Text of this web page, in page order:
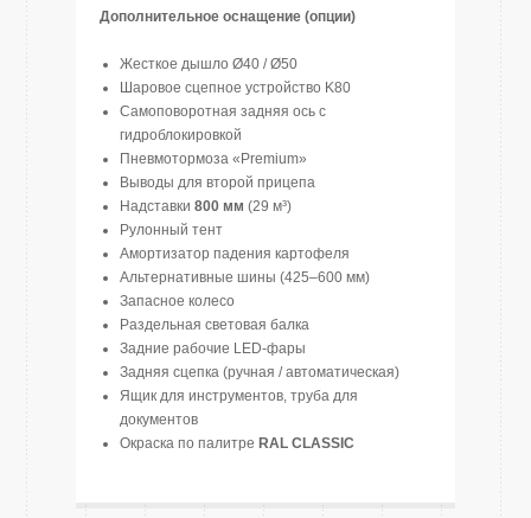
Дополнительное оснащение (опции)
Жесткое дышло Ø40 / Ø50
Шаровое сцепное устройство K80
Самоповоротная задняя ось с
гидроблокировкой
Пневмотормоза «Premium»
Выводы для второй прицепа
Надставки 800 мм (29 м³)
Рулонный тент
Амортизатор падения картофеля
Альтернативные шины (425–600 мм)
Запасное колесо
Раздельная световая балка
Задние рабочие LED-фары
Задняя сцепка (ручная / автоматическая)
Ящик для инструментов, труба для
документов
Окраска по палитре RAL CLASSIC